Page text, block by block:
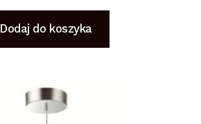
Dodaj do koszyka